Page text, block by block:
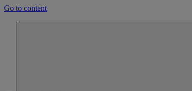
Go to content